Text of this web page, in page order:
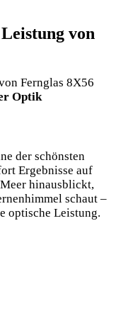
von
Optik
der schönsten
Ergebnisse auf
hinausblickt,
schaut –
optische Leistung.